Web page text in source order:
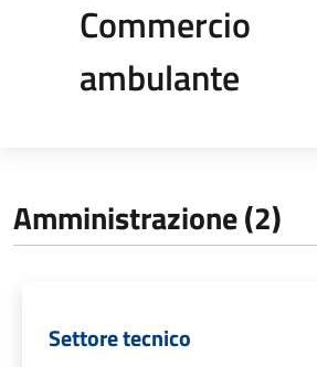
Commercio
ambulante
Amministrazione (2)
Settore tecnico